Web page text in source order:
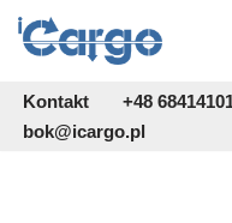
do
treści
Kontakt
+48
bok@icargo.pl